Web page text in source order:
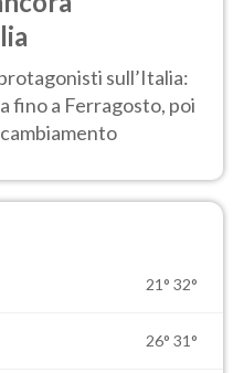
sull’Italia:
fino a Ferragosto, poi
21° 32°
26° 31°